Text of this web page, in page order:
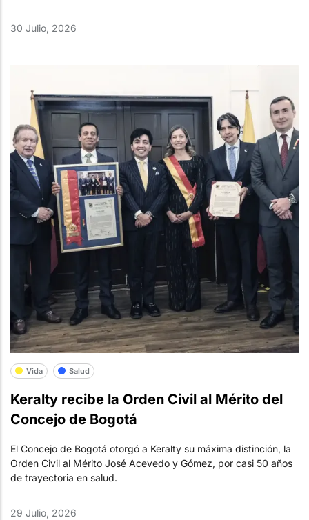
30 Julio, 2026
Vida Salud
Keralty recibe la Orden Civil al Mérito del
Concejo de Bogotá
El Concejo de Bogotá otorgó a Keralty su máxima distinción, la
Orden Civil al Mérito José Acevedo y Gómez, por casi 50 años
de trayectoria en salud.
29 Julio, 2026